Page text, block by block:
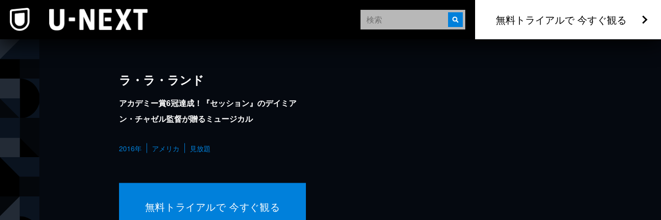
無料トライアルで 今すぐ観る
ラ・ラ・ランド
アカデミー賞6冠達成！『セッション』のデイミア
ン・チャゼル監督が贈るミュージカル
2016年 アメリカ 見放題
無料トライアルで 今すぐ観る